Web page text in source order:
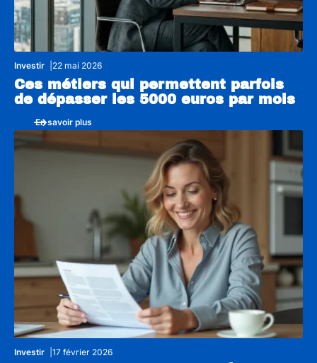
Investir 22 mai 2026
Ces métiers qui permettent parfois
de dépasser les 5000 euros par mois
En savoir plus
Investir 17 février 2026